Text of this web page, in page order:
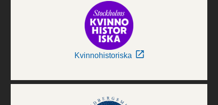
Kvinnohistoriska